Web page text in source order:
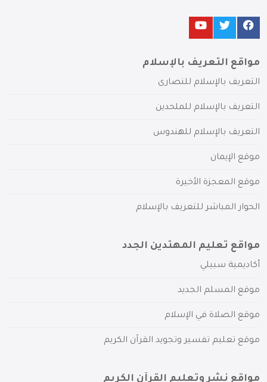
مواقع التعريف بالإسلام
التعريف بالإسلام للنصارى
التعريف بالإسلام للملحدين
التعريف بالإسلام للهندوس
موقع الإيمان
موقع المعجزة الأخيرة
الحوار المباشر للتعريف بالإسلام
مواقع تعليم المهتدين الجدد
أكاديمية سبيلي
موقع المسلم الجديد
موقع الصلاة في الإسلام
موقع تعليم تفسير وتجويد القرآن الكريم
مواقع نشر وتعليم القرآن الكريم